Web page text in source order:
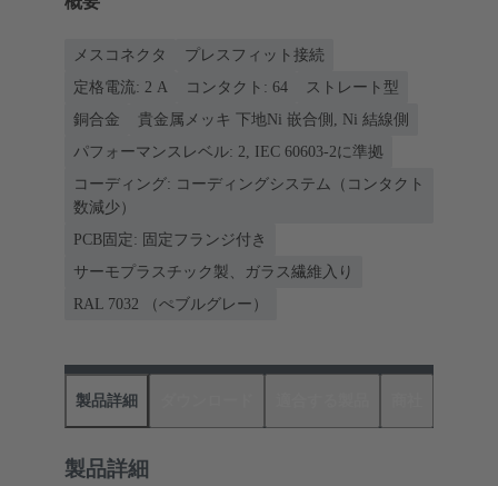
メスコネクタ
プレスフィット接続
定格電流: ‌2 A
コンタクト: 64
ストレート型
銅合金
貴金属メッキ 下地Ni 嵌合側, Ni 結線側
パフォーマンスレベル: 2, IEC 60603-2に準拠
コーディング: コーディングシステム（コンタクト
数減少）
PCB固定: 固定フランジ付き
サーモプラスチック製、ガラス繊維入り
RAL 7032 （ぺブルグレー）
製品詳細
製品詳細